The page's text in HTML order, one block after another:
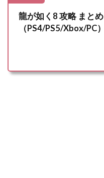
龍が如く8 攻略 まとめ
（PS4/PS5/Xbox/PC）